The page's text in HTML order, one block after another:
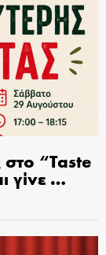
στο “Taste
γίνε …